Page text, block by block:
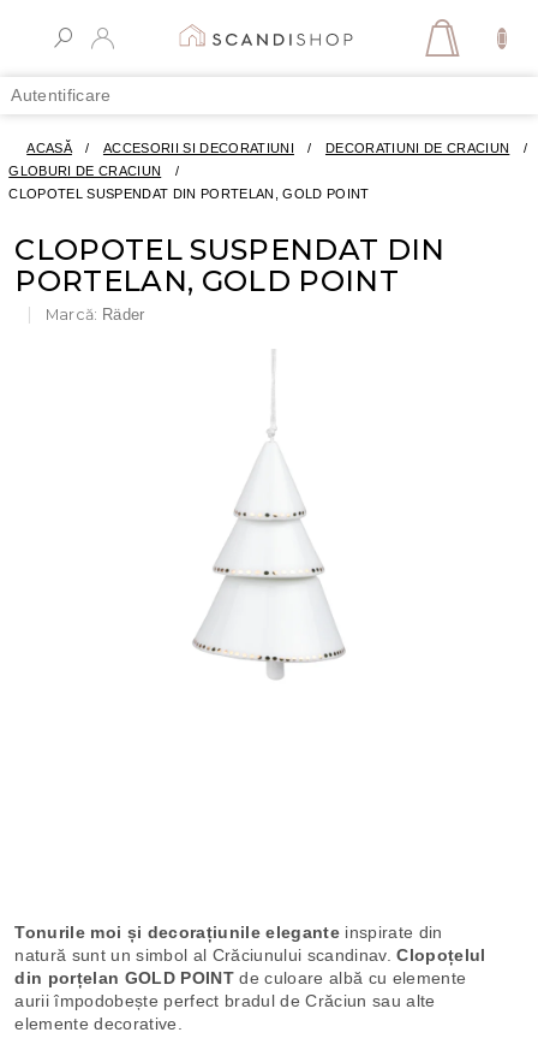
conținut
Autentificare
COŞ
ACASĂ / ACCESORII SI DECORATIUNI / DECORATIUNI DE CRACIUN
/
GLOBURI DE CRACIUN
/
CLOPOTEL SUSPENDAT DIN PORTELAN, GOLD POINT
CLOPOTEL SUSPENDAT DIN
PORTELAN, GOLD POINT
Marcă: Räder
Tonurile moi și decorațiunile eleganteinspirate din
natură sunt un simbol al Crăciunului scandinav.Clopoțelul
din porțelan GOLD POINTde culoare albă cu elemente
aurii împodobește perfect bradul de Crăciun sau alte
elemente decorative.